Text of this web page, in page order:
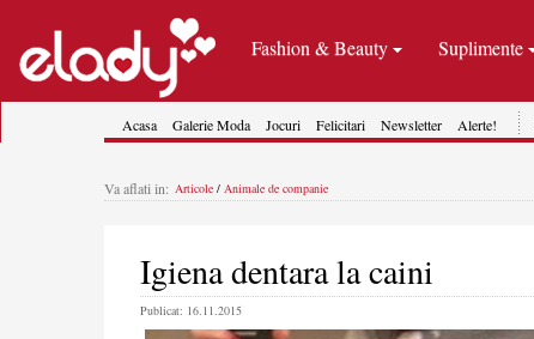
Fashion & Beauty Suplimente
Acasa Galerie Moda Jocuri Felicitari Newsletter Alerte!
Va aflati in: Articole / Animale de companie
Igiena dentara la caini
Publicat: 16.11.2015